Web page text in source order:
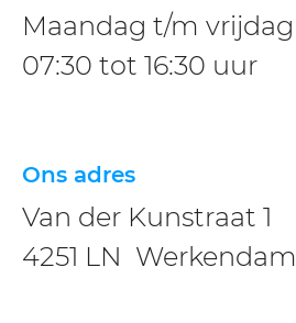
Ons adres
Van der Kunstraat 1
4251 LN Werkendam
Maandag t/m vrijdag
07:30 tot 16:30 uur